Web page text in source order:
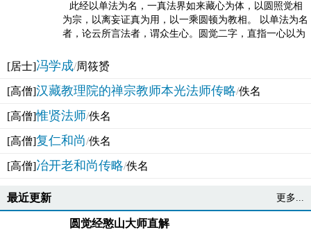
此经以单法为名，一真法界如来藏心为体，以圆照觉相
为宗，以离妄证真为用，以一乘圆顿为教相。 以单法为名
者，论云所言法者，谓众生心。圆觉二字，直指一心以为
[居士]冯学成/周筱赟
[高僧]汉藏教理院的禅宗教师本光法师传略/佚名
[高僧]惟贤法师/佚名
[高僧]复仁和尚/佚名
[高僧]冶开老和尚传略/佚名
最近更新 更多...
圆觉经憨山大师直解